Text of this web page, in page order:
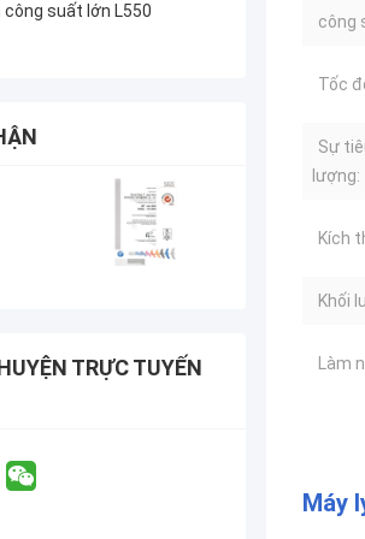
công suất lớn L550
TRỰC TUYẾN
công
Tốc
Sự
lượng:
Kích
Khối
Làm
Máy